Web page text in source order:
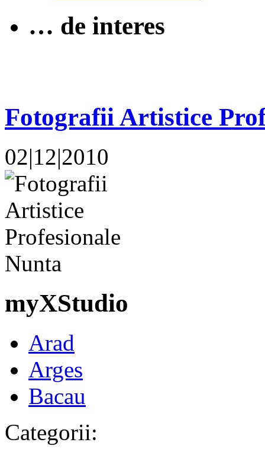
… de interes
Fotografii Artistice
02|12|2010
myXStudio
Arad
Arges
Bacau
Categorii: